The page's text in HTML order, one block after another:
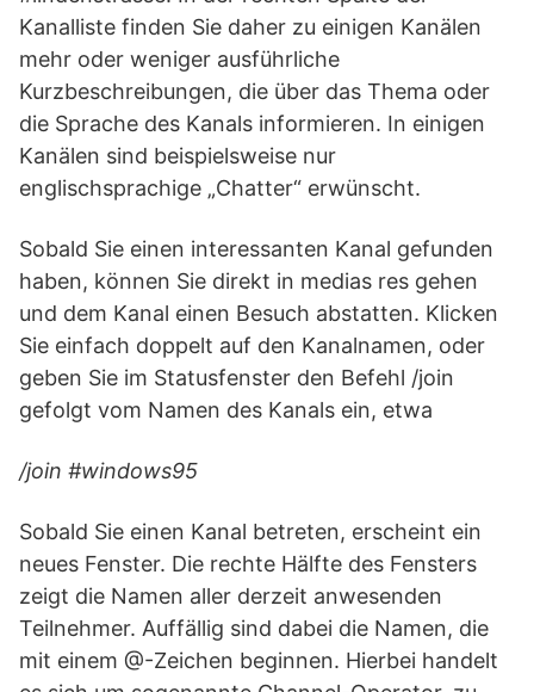
Kanalliste finden Sie daher zu einigen Kanälen
mehr oder weniger ausführliche
Kurzbeschreibungen, die über das Thema oder
die Sprache des Kanals informieren. In einigen
Kanälen sind beispielsweise nur
englischsprachige „Chatter“ erwünscht.
Sobald Sie einen interessanten Kanal gefunden
haben, können Sie direkt in medias res gehen
und dem Kanal einen Besuch abstatten. Klicken
Sie einfach doppelt auf den Kanalnamen, oder
geben Sie im Statusfenster den Befehl /join
gefolgt vom Namen des Kanals ein, etwa
/join #windows95
Sobald Sie einen Kanal betreten, erscheint ein
neues Fenster. Die rechte Hälfte des Fensters
zeigt die Namen aller derzeit anwesenden
Teilnehmer. Auffällig sind dabei die Namen, die
mit einem @-Zeichen beginnen. Hierbei handelt